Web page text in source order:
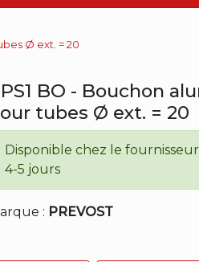
Ø ext. = 20
BO - Bouchon
tubes Ø ext. = 20
Disponible chez le
4-5 jours
: PREVOST